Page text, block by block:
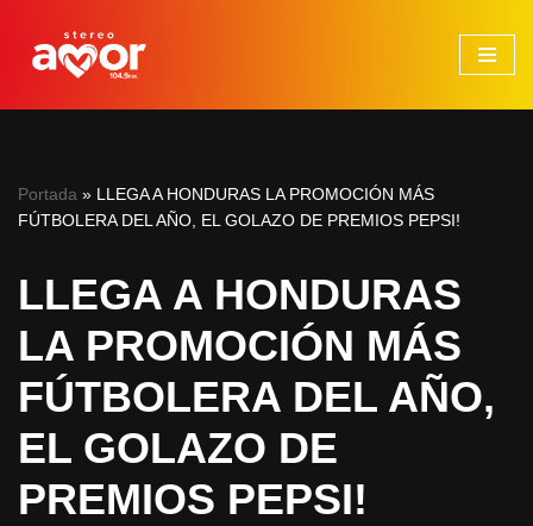
Saltar
Portada » LLEGA A HONDURAS LA PROMOCIÓN MÁS
FÚTBOLERA DEL AÑO, EL GOLAZO DE PREMIOS PEPSI!
LLEGA A HONDURAS
LA PROMOCIÓN MÁS
FÚTBOLERA DEL AÑO,
EL GOLAZO DE
PREMIOS PEPSI!